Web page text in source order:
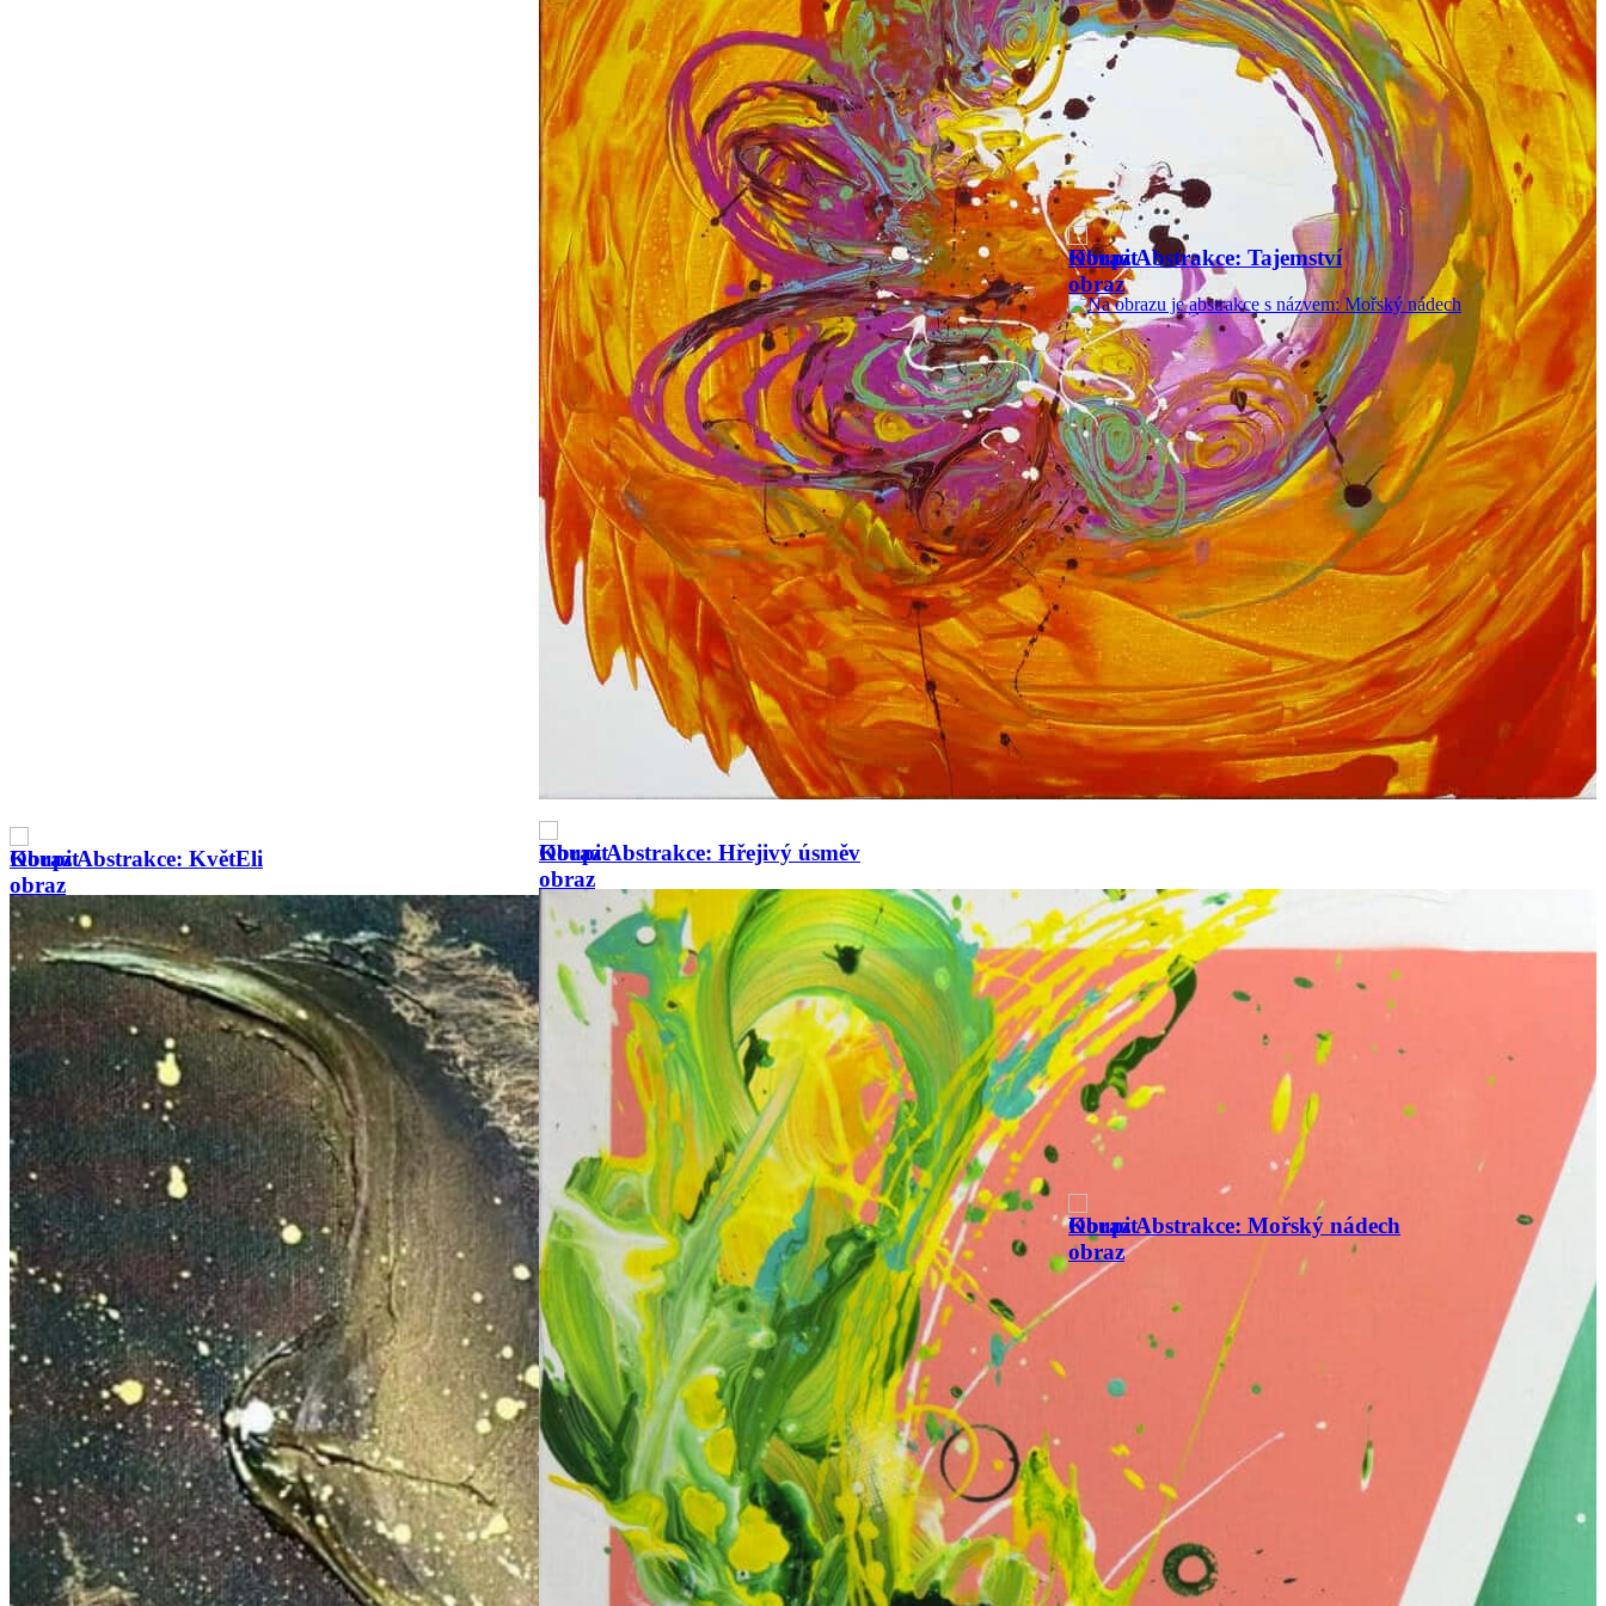
Obraz Abstrakce: Hřejivý úsměv
Obraz Abstrakce: Tajemství
Obraz Abstrakce: Mořský nádech
Obraz Abstrakce: Sebeláska